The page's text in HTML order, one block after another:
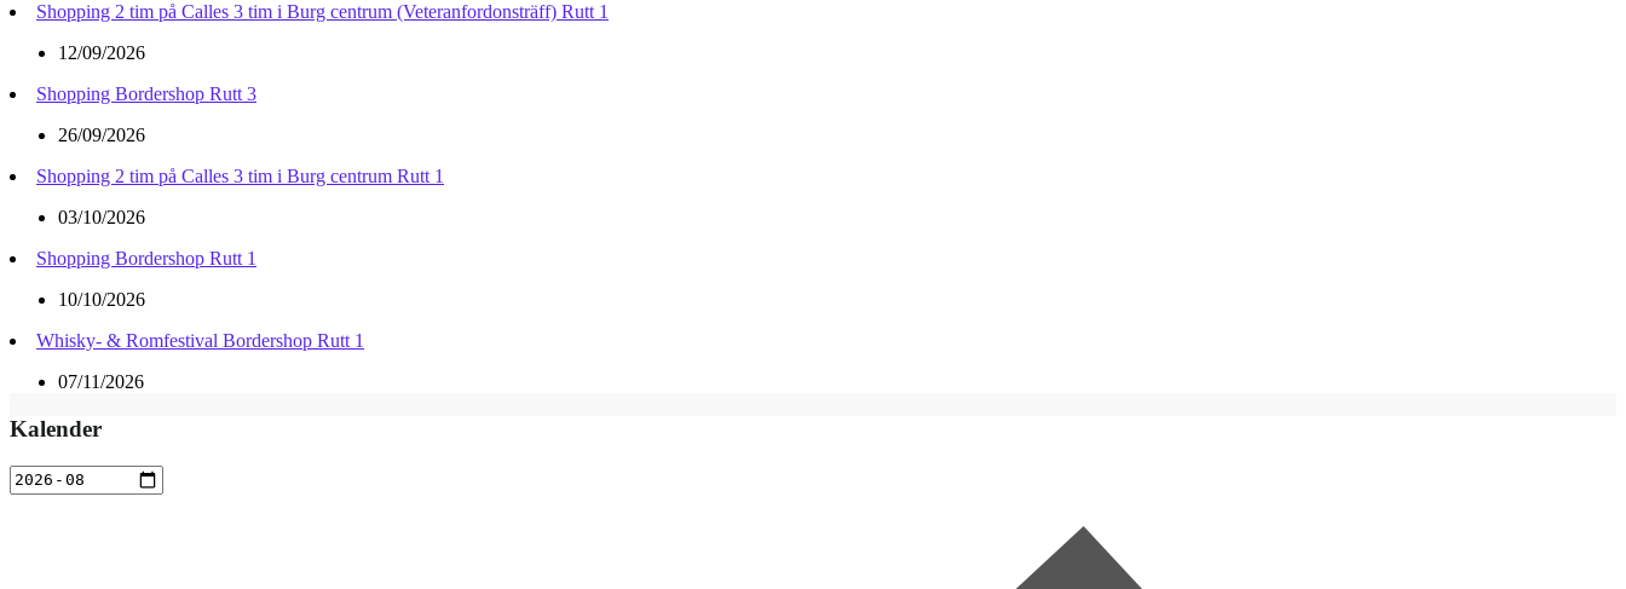
Shopping 2 tim på Calles 3 tim i Burg centrum (Veteranfordonsträff) Rutt 1
12/09/2026
Shopping Bordershop Rutt 3
26/09/2026
Shopping 2 tim på Calles 3 tim i Burg centrum Rutt 1
03/10/2026
Shopping Bordershop Rutt 1
10/10/2026
Whisky- & Romfestival Bordershop Rutt 1
07/11/2026
Kalender